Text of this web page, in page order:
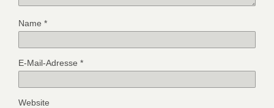
Name *
E-Mail-Adresse *
Website